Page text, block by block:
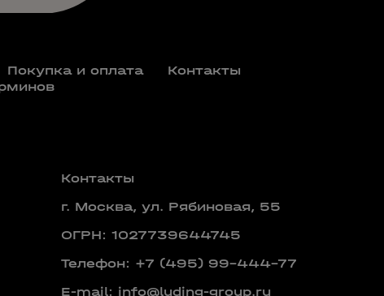
Покупка и оплата
Контакты
Контакты
г. Москва, ул. Рябиновая, 55
ОГРН: 1027739644745
Телефон: +7 (495) 99-444-77
E-mail: info@luding-group.ru